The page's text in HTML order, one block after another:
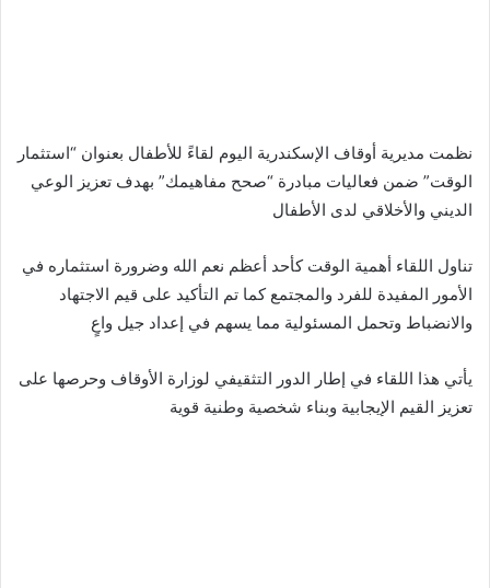
نظمت مديرية أوقاف الإسكندرية اليوم لقاءً للأطفال بعنوان “استثمار
الوقت” ضمن فعاليات مبادرة “صحح مفاهيمك” بهدف تعزيز الوعي
الديني والأخلاقي لدى الأطفال
تناول اللقاء أهمية الوقت كأحد أعظم نعم الله وضرورة استثماره في
الأمور المفيدة للفرد والمجتمع كما تم التأكيد على قيم الاجتهاد
والانضباط وتحمل المسئولية مما يسهم في إعداد جيل واعٍ
يأتي هذا اللقاء في إطار الدور التثقيفي لوزارة الأوقاف وحرصها على
تعزيز القيم الإيجابية وبناء شخصية وطنية قوية